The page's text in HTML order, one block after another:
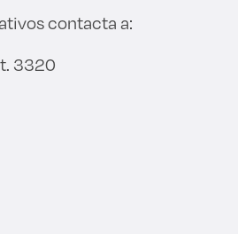
contacta a:
3320